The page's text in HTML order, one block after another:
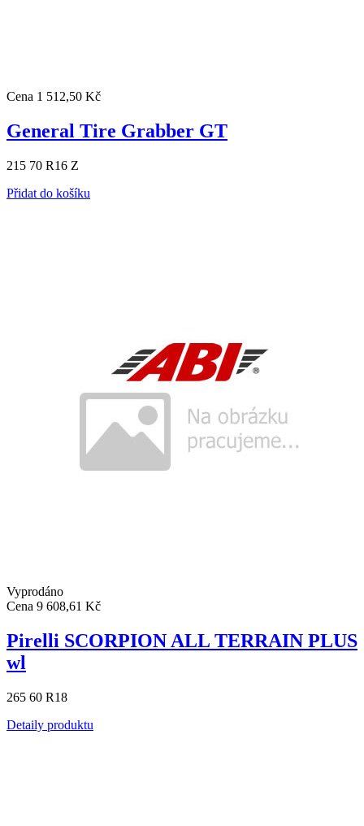
Cena 1 512,50 Kč
General Tire Grabber GT
215 70 R16 Z
Přidat do košíku
Vyprodáno
Cena 9 608,61 Kč
Pirelli SCORPION ALL TERRAIN PLUS
wl
265 60 R18
Detaily produktu